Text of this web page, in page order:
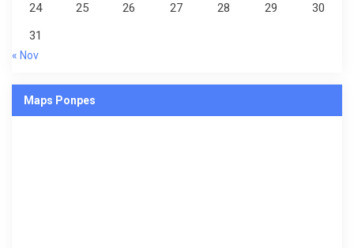
24
25 26 27 28 29
30
31
« Nov
Maps Ponpes